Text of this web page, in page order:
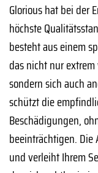
Glorious hat bei der
höchste
besteht aus einem
das nicht nur
sondern sich auch
schützt die
Beschädigungen,
beeinträchtigen.
und verleiht Ihrem